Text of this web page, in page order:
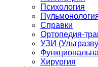
Психология
Справки
Ортопедия-
УЗИ
Хирургия